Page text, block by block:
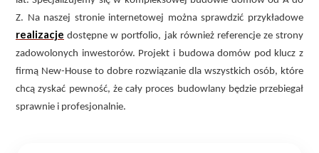
Z. Na naszej stronie internetowej można sprawdzić przykładowe
realizacje dostępne w portfolio, jak również referencje ze strony
zadowolonych inwestorów. Projekt i budowa domów pod klucz z
firmą New-House to dobre rozwiązanie dla wszystkich osób, które
chcą zyskać pewność, że cały proces budowlany będzie przebiegał
sprawnie i profesjonalnie.